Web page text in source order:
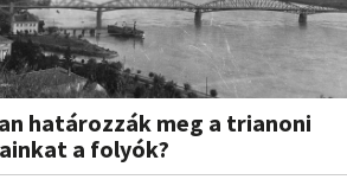
határozzák meg a trianoni
a folyók?